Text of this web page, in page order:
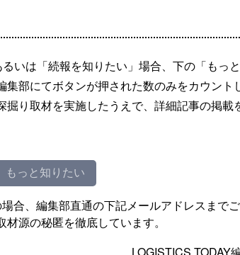
いは「続報を知りたい」場合、下の「もっ
部にてボタンが押された数のみをカウントし
掘り取材を実施したうえで、詳細記事の掲載
もっと知りたい
合、編集部直通の下記メールアドレスまで
源の秘匿を徹底しています。